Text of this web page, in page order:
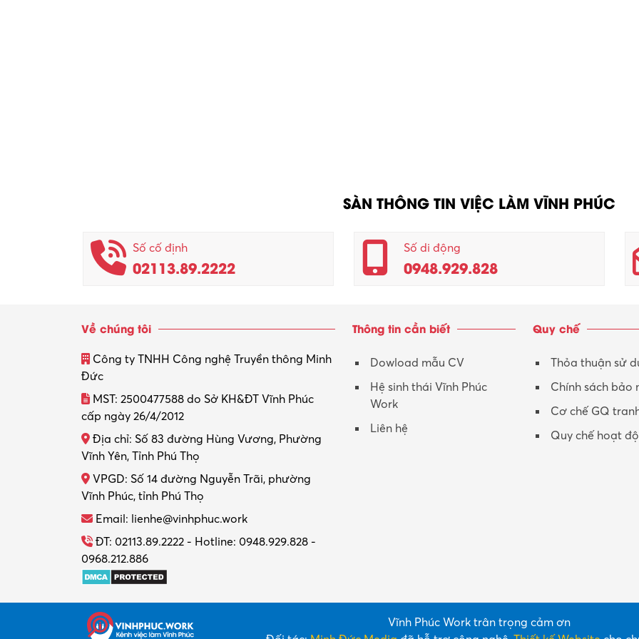
SÀN THÔNG TIN VIỆC LÀM VĨNH PHÚC
Số cố định
02113.89.2222
Số di động
0948.929.828
Về chúng tôi
Công ty TNHH Công nghệ Truyền thông Minh
Đức
MST: 2500477588 do Sở KH&ĐT Vĩnh Phúc
cấp ngày 26/4/2012
Địa chỉ: Số 83 đường Hùng Vương, Phường
Vĩnh Yên, Tỉnh Phú Thọ
VPGD: Số 14 đường Nguyễn Trãi, phường
Vĩnh Phúc, tỉnh Phú Thọ
Email: lienhe@vinhphuc.work
ĐT: 02113.89.2222 - Hotline: 0948.929.828 -
0968.212.886
Thông tin cần biết
Dowload mẫu CV
Hệ sinh thái Vĩnh Phúc
Work
Liên hệ
Quy chế
Thỏa thuận sử
Chính sách bảo
Cơ chế GQ
Quy chế hoạt
Vĩnh Phúc Work trân trọng cảm ơn